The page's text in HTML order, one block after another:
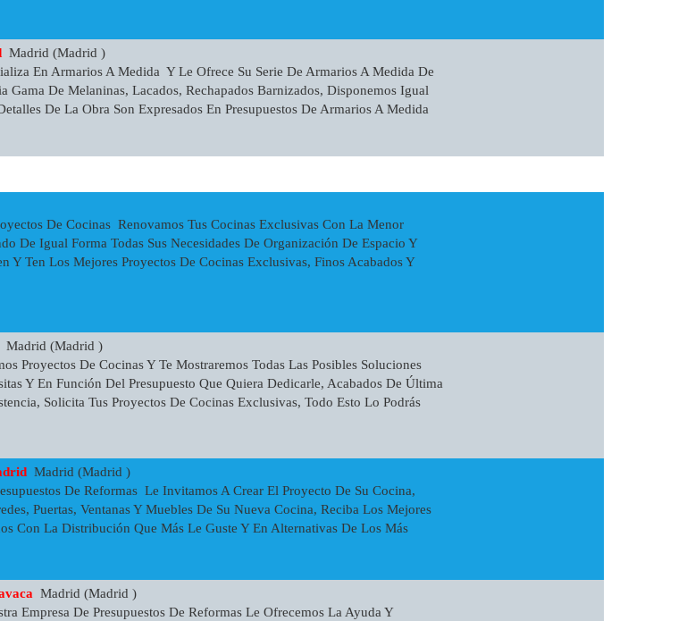
Madrid (Madrid )
En Armarios A Medida Y Le Ofrece Su Serie De Armarios A Medida De
Gama De Melaninas, Lacados, Rechapados Barnizados, Disponemos Igual
De La Obra Son Expresados En Presupuestos De Armarios A Medida
De Cocinas Renovamos Tus Cocinas Exclusivas Con La Menor
De Igual Forma Todas Sus Necesidades De Organización De Espacio Y
Y Ten Los Mejores Proyectos De Cocinas Exclusivas, Finos Acabados Y
Madrid (Madrid )
Proyectos De Cocinas Y Te Mostraremos Todas Las Posibles Soluciones
Y En Función Del Presupuesto Que Quiera Dedicarle, Acabados De Última
Solicita Tus Proyectos De Cocinas Exclusivas, Todo Esto Lo Podrás
Madrid (Madrid )
De Reformas Le Invitamos A Crear El Proyecto De Su Cocina,
Puertas, Ventanas Y Muebles De Su Nueva Cocina, Reciba Los Mejores
Con La Distribución Que Más Le Guste Y En Alternativas De Los Más
Madrid (Madrid )
Empresa De Presupuestos De Reformas Le Ofrecemos La Ayuda Y